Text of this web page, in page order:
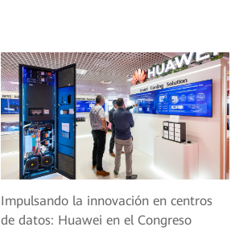
Impulsando la innovación en centros
de datos: Huawei en el Congreso